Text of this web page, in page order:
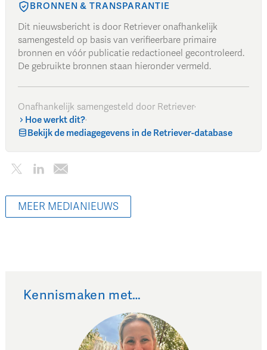
BRONNEN & TRANSPARANTIE
Dit nieuwsbericht is door Retriever onafhankelijk
samengesteld op basis van verifieerbare primaire
bronnen en vóór publicatie redactioneel gecontroleerd.
De gebruikte bronnen staan hieronder vermeld.
Onafhankelijk samengesteld door Retriever·
Hoe werkt dit?·
Bekijk de mediagegevens in de Retriever-database
MEER MEDIANIEUWS
Kennismaken met…